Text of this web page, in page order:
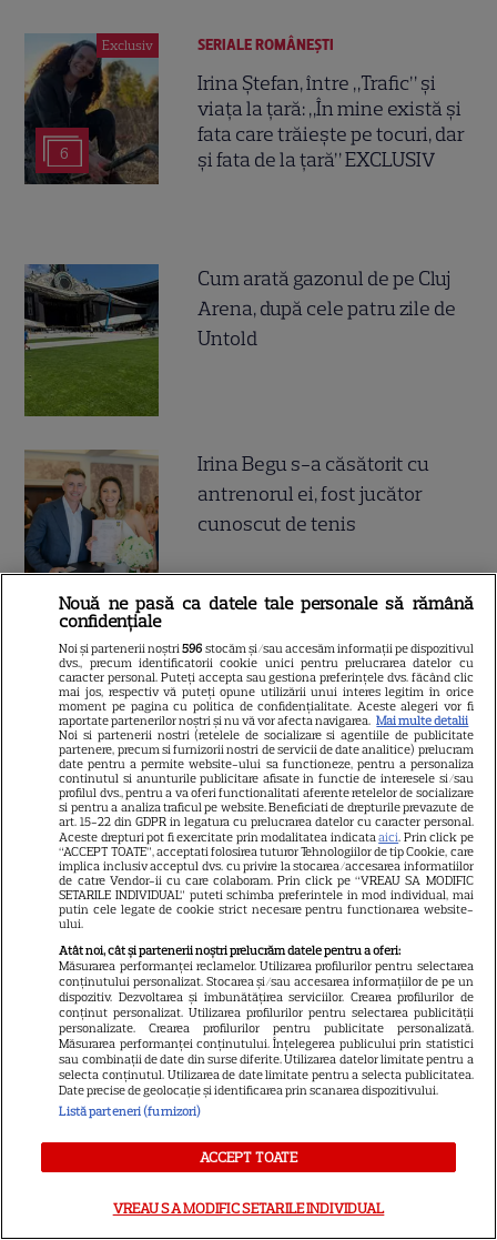
Exclusiv
6
SERIALE ROMÂNEŞTI
Irina Ștefan, între „Trafic” și
viața la țară: „În mine există și
fata care trăiește pe tocuri, dar
și fata de la țară” EXCLUSIV
Cum arată gazonul de pe Cluj
Arena, după cele patru zile de
Untold
Irina Begu s-a căsătorit cu
antrenorul ei, fost jucător
cunoscut de tenis
„De ce credeți că am ajuns
aici? Ce cosmetice folosești,
ce folosești pentru păr...!" Alina
Pușcău, dezvăluiri
tulburătoare despre rutina
care i-ar fi declanșat cancerul
WOW, efectiv nu o mai
recunoști! Cum arată Irina
Tănase la 4 ani de la
despărțirea de Liviu Dragnea.
După o lungă pauză, a revenit
SERIALE
Nouă ne pasă ca datele tale personale să rămână
confidențiale
Noi și partenerii noștri596 stocăm și/sau accesăm informații pe dispozitivul
dvs., precum identificatorii cookie unici pentru prelucrarea datelor cu
caracter personal. Puteți accepta sau gestiona preferințele dvs. făcând clic
mai jos, respectiv vă puteți opune utilizării unui interes legitim în orice
moment pe pagina cu politica de confidențialitate. Aceste alegeri vor fi
raportate partenerilor noștri și nu vă vor afecta navigarea. Mai multe detalii
Noi si partenerii nostri (retelele de socializare si agentiile de publicitate
partenere, precum si furnizorii nostri de servicii de date analitice) prelucram
date pentru a permite website-ului sa functioneze, pentru a personaliza
continutul si anunturile publicitare afisate in functie de interesele si/sau
profilul dvs., pentru a va oferi functionalitati aferente retelelor de socializare
si pentru a analiza traficul pe website. Beneficiati de drepturile prevazute de
art. 15-22 din GDPR in legatura cu prelucrarea datelor cu caracter personal.
Aceste drepturi pot fi exercitate prin modalitatea indicataaici. Prin click pe
“ACCEPT TOATE”, acceptati folosirea tuturor Tehnologiilor de tip Cookie, care
implica inclusiv acceptul dvs. cu privire la stocarea/accesarea informatiilor
de catre Vendor-ii cu care colaboram. Prin click pe “VREAU SA MODIFIC
SETARILE INDIVIDUAL” puteti schimba preferintele in mod individual, mai
putin cele legate de cookie strict necesare pentru functionarea website-
ului.
Atât noi, cât și partenerii noștri prelucrăm datele pentru a oferi:
Măsurarea performanței reclamelor. Utilizarea profilurilor pentru selectarea
conținutului personalizat. Stocarea și/sau accesarea informațiilor de pe un
dispozitiv. Dezvoltarea și îmbunătățirea serviciilor. Crearea profilurilor de
conținut personalizat. Utilizarea profilurilor pentru selectarea publicității
personalizate. Crearea profilurilor pentru publicitate personalizată.
Măsurarea performanței conținutului. Înțelegerea publicului prin statistici
sau combinații de date din surse diferite. Utilizarea datelor limitate pentru a
selecta conținutul. Utilizarea de date limitate pentru a selecta publicitatea.
Date precise de geolocație și identificarea prin scanarea dispozitivului.
Listă parteneri (furnizori)
ACCEPT TOATE
VREAU SA MODIFIC SETARILE INDIVIDUAL